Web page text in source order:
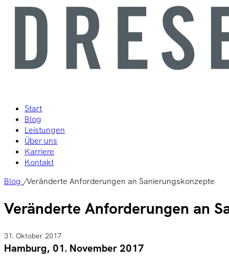
Start
Blog
Leistungen
Über uns
Karriere
Kontakt
Blog /Veränderte Anforderungen an Sanierungskonzepte
Veränderte Anforderungen an
31. Oktober 2017
Hamburg, 01. November 2017